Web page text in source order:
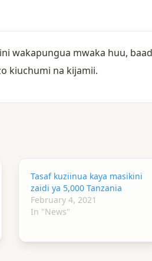
wakapungua mwaka huu,
kiuchumi na kijamii.
Tasaf kuziinua kaya masikini
zaidi ya 5,000 Tanzania
February 4, 2021
In "News"